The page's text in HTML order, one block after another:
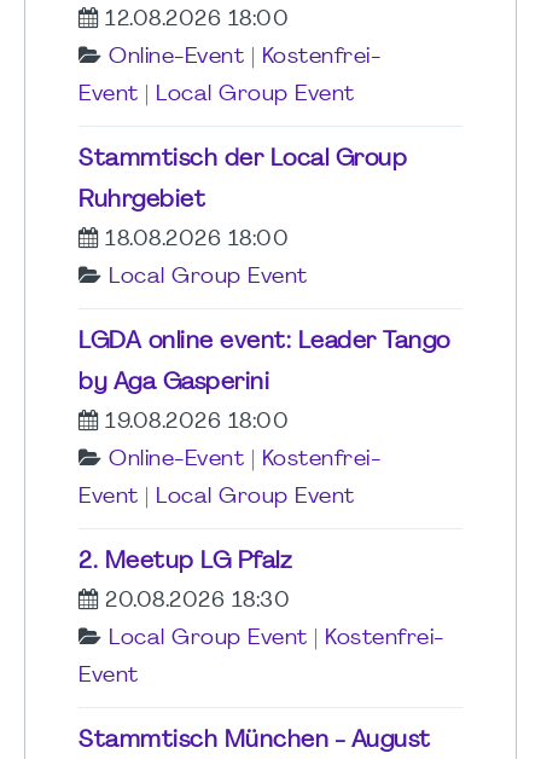
12.08.2026 18:00
Online-Event
Kostenfrei-
Event
Local Group Event
Stammtisch der Local Group
Ruhrgebiet
18.08.2026 18:00
Local Group Event
LGDA online event: Leader Tango
by Aga Gasperini
19.08.2026 18:00
Online-Event
Kostenfrei-
Event
Local Group Event
2. Meetup LG Pfalz
20.08.2026 18:30
Local Group Event
Kostenfrei-
Event
Stammtisch München - August